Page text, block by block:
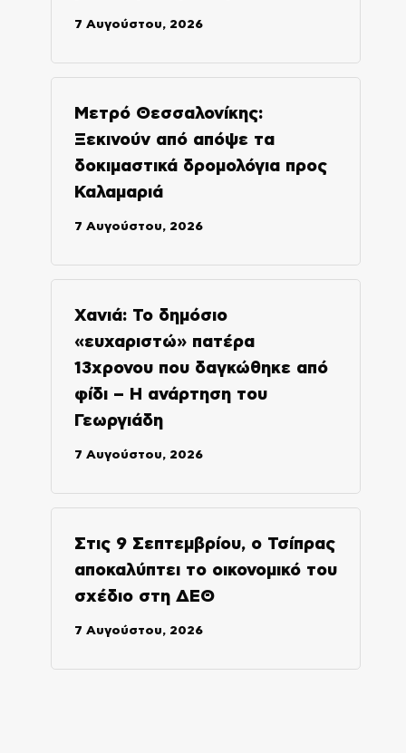
7 Αυγούστου, 2026
Μετρό Θεσσαλονίκης:
Ξεκινούν από απόψε τα
δοκιμαστικά δρομολόγια προς
Καλαμαριά
7 Αυγούστου, 2026
Χανιά: Το δημόσιο
«ευχαριστώ» πατέρα
13χρονου που δαγκώθηκε από
φίδι – Η ανάρτηση του
Γεωργιάδη
7 Αυγούστου, 2026
Στις 9 Σεπτεμβρίου, ο Τσίπρας
αποκαλύπτει το οικονομικό του
σχέδιο στη ΔΕΘ
7 Αυγούστου, 2026